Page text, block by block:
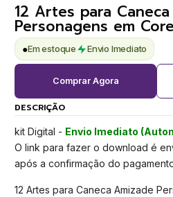
12 Artes para
Personagens em
●Em estoque Envio Imediato
Comprar Agora
DESCRIÇÃO
kit Digital - Envio Imediato
O link para fazer o download é
após a confirmação do
12 Artes para Caneca Amizade